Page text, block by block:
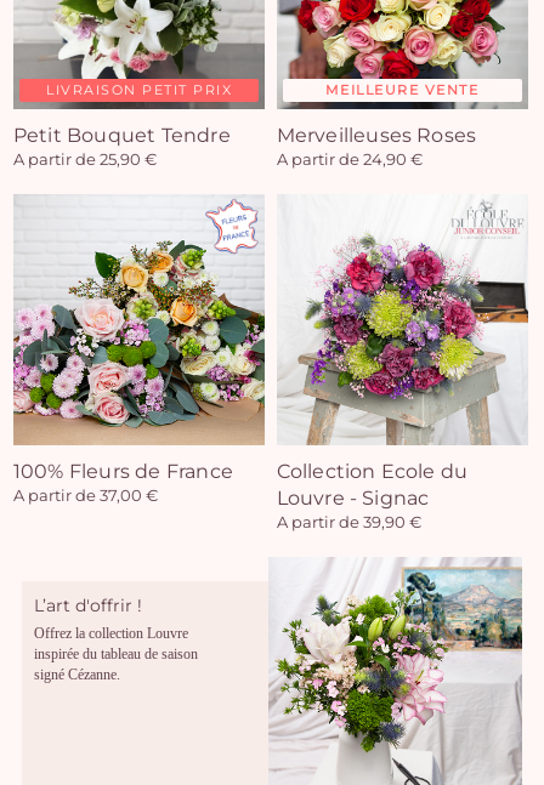
LIVRAISON PETIT PRIX
Petit Bouquet Tendre
A partir de 25,90 €
MEILLEURE VENTE
Merveilleuses Roses
A partir de 24,90 €
100% Fleurs de France
A partir de 37,00 €
Collection Ecole du
Louvre - Signac
A partir de 39,90 €
L’art d'offrir !
Offrez la collection Louvre
inspirée du tableau de saison
signé Cézanne.